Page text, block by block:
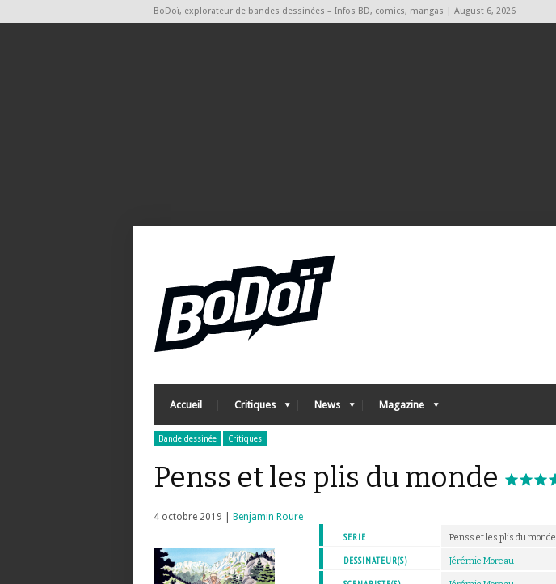
BoDoï, explorateur de bandes dessinées – Infos BD, comics, mangas | August 6, 2026
Accueil Critiques News Magazine
Bande dessinée Critiques
Penss et les plis du monde
4 octobre 2019 |
Benjamin Roure
SERIE
Penss et les plis du monde
DESSINATEUR(S) Jérémie Moreau